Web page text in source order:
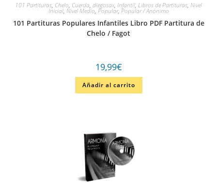
101 Partituras, Chelo, Cuerda, diegosax, Infantil, Libros de Partituras, Nivel
Inicial, Nivel Medio, Popular, Popular / Anónimo
101 Partituras Populares Infantiles Libro PDF Partitura de
Chelo / Fagot
19,99€
Añadir al carrito